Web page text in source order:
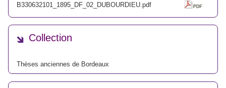
B330632101_1895_DF_02_DUBOURDIEU.pdf
Collection
Thèses anciennes de Bordeaux